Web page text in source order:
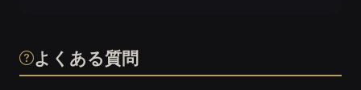
よくある質問